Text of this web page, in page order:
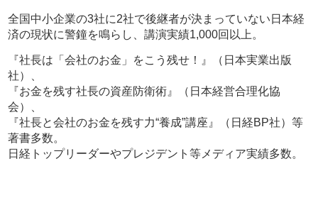
全国中小企業の3社に2社で後継者が決まっていない日本経
済の現状に警鐘を鳴らし、講演実績1,000回以上。
『社長は「会社のお金」をこう残せ！』（日本実業出版
社）、
『お金を残す社長の資産防衛術』（日本経営合理化協
会）、
『社長と会社のお金を残す力“養成”講座』（日経BP社）等
著書多数。
日経トップリーダーやプレジデント等メディア実績多数。